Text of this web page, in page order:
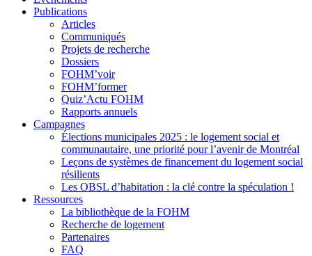
Publications
Articles
Communiqués
Projets de recherche
Dossiers
FOHM’voir
FOHM’former
Quiz’Actu FOHM
Rapports annuels
Campagnes
Élections municipales 2025 : le logement social et
communautaire, une priorité pour l’avenir de Montréal
Leçons de systèmes de financement du logement social
résilients
Les OBSL d’habitation : la clé contre la spéculation !
Ressources
La bibliothèque de la FOHM
Recherche de logement
Partenaires
FAQ